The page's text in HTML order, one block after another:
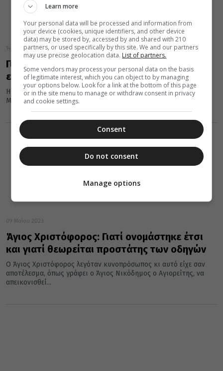
14 Μαΐου 2023
Γιορτή της Μητέρας: Πώς και πότε ξεκίνησε η
εορτή
Η Γιορτή της Μητέρας, την οποία τιμάμε σήμερα Κυριακή 08
Μαΐου, έχει ήδη εδώ και χρόνια κλείσει έναν αιώνα....
09 Μαΐου 2023
Άγιος Χριστόφορος: Γιατί ονομάστηκε έτσι
και γιατί θεωρείται προστάτης των οδηγών
Ο Άγιος Χριστόφορος λεγόταν κυνοπρόσωπος κι αυτό είχε σαν
αποτέλεσμα, όπως γράφει ο Άγιος Νικόδημος ο Αγιορείτης, να
απεικονισθεί...
Learn more
Your personal data will be processed and information from
your device (cookies, unique identifiers, and other device
data) may be stored by, accessed by and shared with 210
partners, or used specifically by this site. We and our partners
may use precise geolocation data. List of partners.
Some vendors may process your personal data on the basis
of legitimate interest, which you can object to by managing
your options below. Look for a link at the bottom of this page
or in the site menu to manage or withdraw consent in privacy
and cookie settings.
Consent
Do not consent
Manage options